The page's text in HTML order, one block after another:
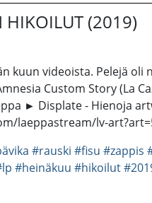
HIKOILUT (2019)
kuun videoista. Pelejä
Custom Story (La
► Displate - Hienoja
laeppastream/lv-
#rauski #fisu #zappis
#heinäkuu #hikoilut